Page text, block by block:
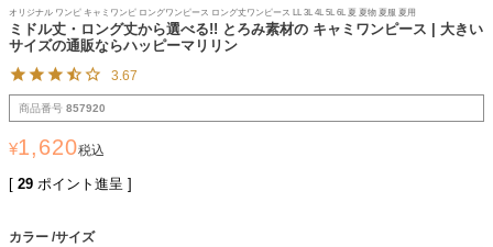
オリジナル ワンピ キャミワンピ ロングワンピース ロング丈ワンピース LL 3L 4L 5L 6L 夏 夏物 夏服 夏用
ミドル丈・ロング丈から選べる!! とろみ素材の キャミワンピース | 大きい
サイズの通販ならハッピーマリリン
3.67
商品番号 857920
¥1,620税込
[ 29 ポイント進呈 ]
カラー サイズ